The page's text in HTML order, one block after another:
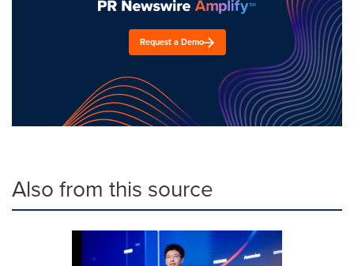
Request a Demo
Also from this source